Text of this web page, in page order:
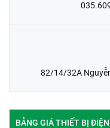
82/14/32A
BẢNG GIÁ THIẾT BỊ ĐIỆN